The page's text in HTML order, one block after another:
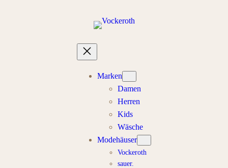
Marken
Damen
Herren
Kids
Wäsche
Modehäuser
Vockeroth
sauer.